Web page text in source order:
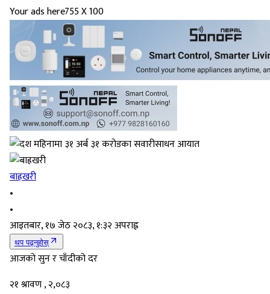
Your ads here755 X 100
बाह्रखरी
•
•
आइतबार, १७ जेठ २०८३, १:३२ अपराह्न
थप पढ्नुहोस्
आजको सुन र चाँदीको दर
२१ श्रावण , २,०८३